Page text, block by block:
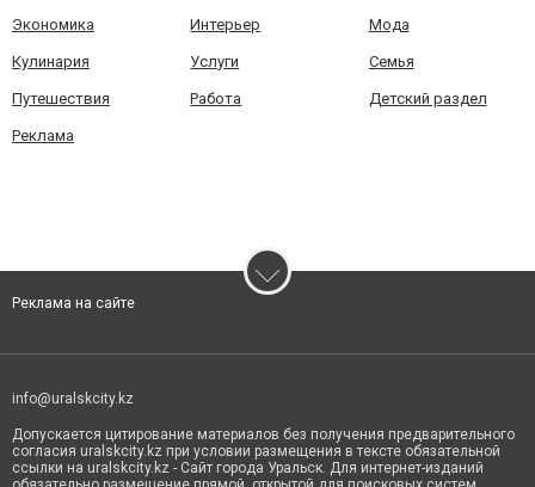
Экономика Интерьер Мода
Кулинария Услуги Семья
Путешествия Работа Детский раздел
Реклама
Реклама на сайте
info@uralskcity.kz
Допускается цитирование материалов без получения предварительного
согласия uralskcity.kz при условии размещения в тексте обязательной
ссылки на uralskcity.kz - Сайт города Уральск. Для интернет-изданий